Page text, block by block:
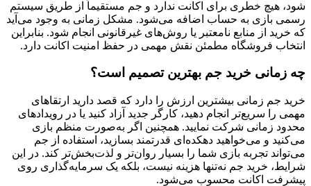
شود، هیچ خطری برای اکانت ندارد و جم مستقیماً از طریق سیستم
رسمی بازی به حساب اضافه می‌شود. مشکل زمانی به وجود می‌آید
که خرید از منابع نامعتبر یا روش‌های غیرقانونی انجام شود. بنابراین
انتخاب فروشگاه مطمئن نقش مهمی در حفظ امنیت اکانت دارد.
چه زمانی خرید جم بهترین تصمیم است؟
خرید جم زمانی بیشترین ارزش را دارد که قصد دارید ارتقاهای
مهمی را سریع‌تر انجام دهید، کارگر جدید آزاد کنید یا در رویدادهای
محدود زمانی شرکت نمایید. همچنین اگر به‌صورت منظم بازی
می‌کنید و می‌خواهید دهکده‌ای قدرتمند بسازید، استفاده از جم
می‌تواند تجربه بازی شما را بسیار روان‌تر و لذت‌بخش‌تر کند. در این
شرایط، خرید جم نه‌تنها هزینه نیست، بلکه یک سرمایه‌گذاری روی
پیشرفت اکانت محسوب می‌شود.